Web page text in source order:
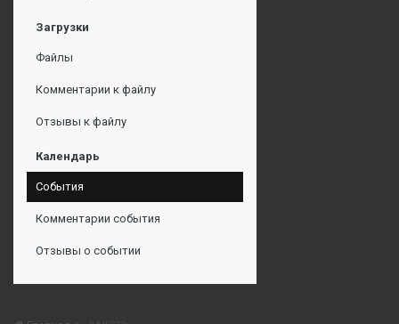
Загрузки
Файлы
Комментарии к файлу
Отзывы к файлу
Календарь
События
Комментарии события
Отзывы о событии